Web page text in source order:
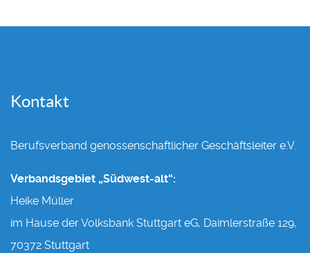
Kontakt
Berufsverband genossenschaftlicher Geschäftsleiter e.V.
Verbandsgebiet „Südwest-alt“:
Heike Müller
im Hause der Volksbank Stuttgart eG, Daimlerstraße 129,
70372 Stuttgart